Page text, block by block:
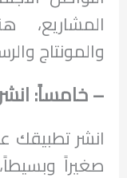
المشاريع،
والمونتاج
– خامساً:
انشر تطبيقك
صغيراً